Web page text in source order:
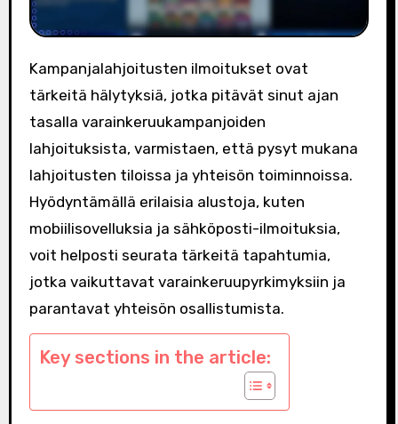
Kampanjalahjoitusten ilmoitukset ovat
tärkeitä hälytyksiä, jotka pitävät sinut ajan
tasalla varainkeruukampanjoiden
lahjoituksista, varmistaen, että pysyt mukana
lahjoitusten tiloissa ja yhteisön toiminnoissa.
Hyödyntämällä erilaisia alustoja, kuten
mobiilisovelluksia ja sähköposti-ilmoituksia,
voit helposti seurata tärkeitä tapahtumia,
jotka vaikuttavat varainkeruupyrkimyksiin ja
parantavat yhteisön osallistumista.
Key sections in the article: